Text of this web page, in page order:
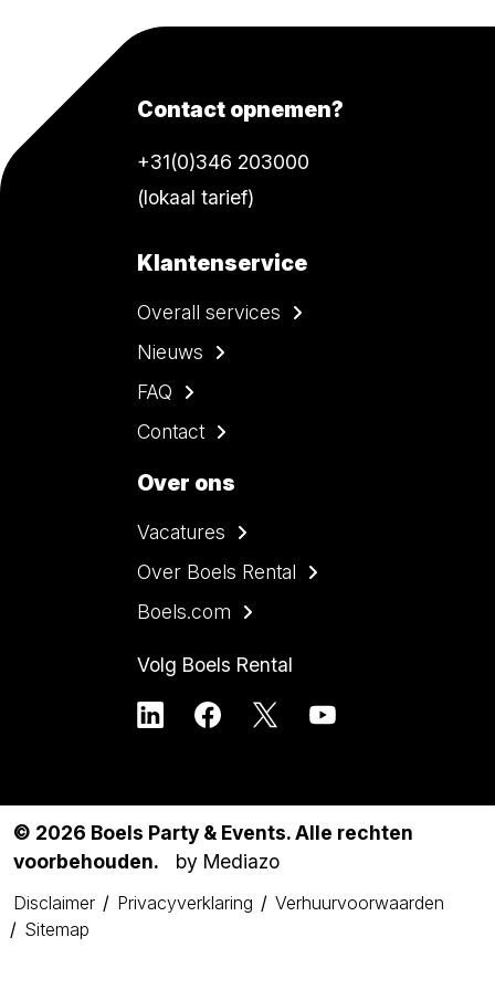
Contact opnemen?
+31(0)346 203000
(lokaal tarief)
Klantenservice
Overall services
Nieuws
FAQ
Contact
Over ons
Vacatures
Over Boels Rental
Boels.com
Volg Boels Rental
© 2026 Boels Party & Events. Alle rechten
voorbehouden.
by Mediazo
Disclaimer Privacyverklaring
Verhuurvoorwaarden
Sitemap